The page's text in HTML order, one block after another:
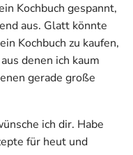
Kochbuch gespannt,
aus. Glatt könnte
Kochbuch zu kaufen,
denen ich kaum
gerade große
ich dir. Habe
für heut und